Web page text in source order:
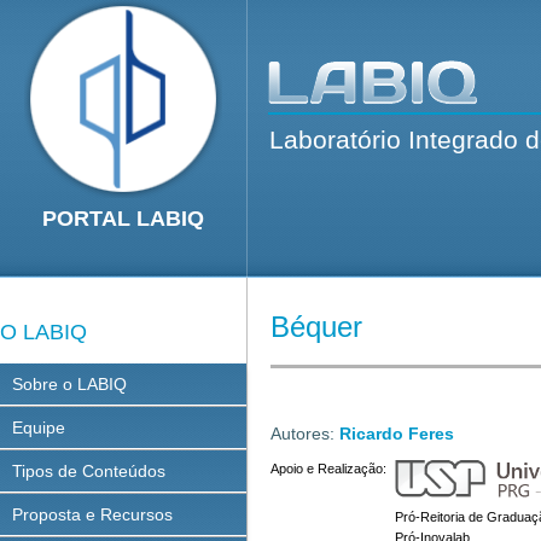
PORTAL LABIQ
Laboratório Integrado
O LABIQ
Sobre o LABIQ
Equipe
Tipos de Conteúdos
Proposta e Recursos
Béquer
Autores: Ricardo Feres
Apoio e Realização:
Pró-Reitoria de
Pró-Inovalab